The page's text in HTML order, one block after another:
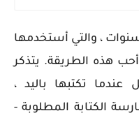
، والتي أستخدمها
أحب هذه الطريقة. يتذكر
تكتبها باليد ،
الكتابة المطلوبة -